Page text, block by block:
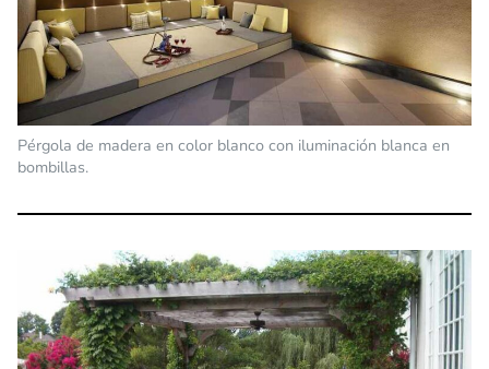
Pérgola de madera en color blanco con iluminación blanca en
bombillas.